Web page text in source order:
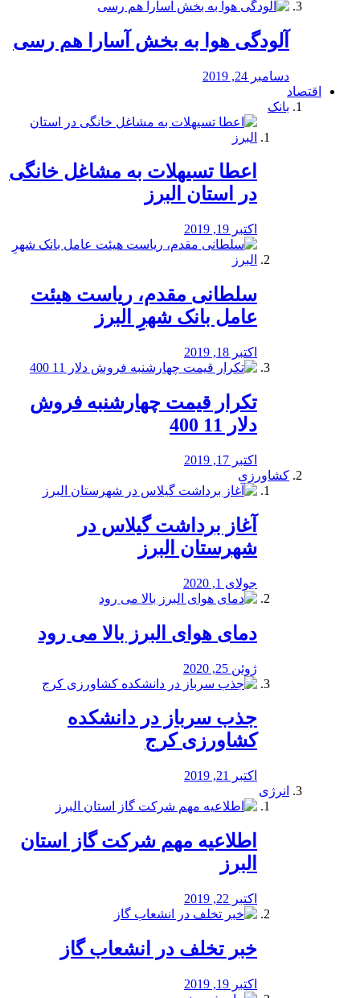
آلودگی هوا به بخش آسارا هم رسی
دسامبر 24, 2019
اقتصاد
بانک
️اعطا تسیهلات به مشاغل خانگی
در استان البرز
اکتبر 19, 2019
سلطانی مقدم، ریاست هیئت
عامل بانک شهرِ البرز
اکتبر 18, 2019
تکرار قیمت چهارشنبه فروش
دلار 11 400
اکتبر 17, 2019
کشاورزی
آغاز برداشت گیلاس در
شهرستان البرز
جولای 1, 2020
دمای هوای البرز بالا می رود
ژوئن 25, 2020
جذب سرباز در دانشکده
کشاورزی کرج
اکتبر 21, 2019
انرژی
️اطلاعیه مهم شرکت گاز استان
البرز
اکتبر 22, 2019
خبر تخلف در انشعاب گاز
اکتبر 19, 2019